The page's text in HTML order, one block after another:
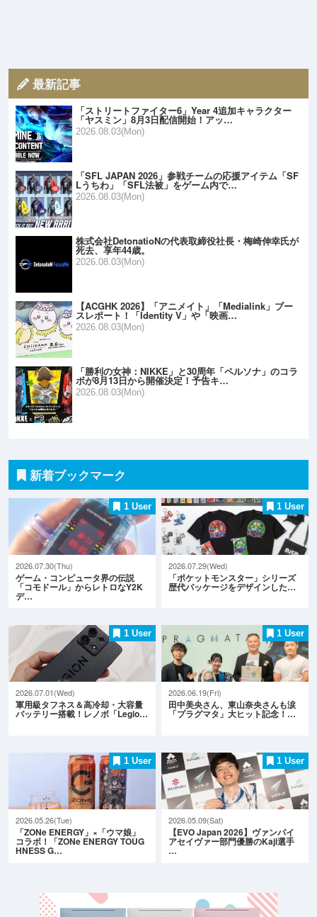
最新記事
「ストリートファイター6」Year 4追加キャラクター
「ヤスミン」8月3日配信開始！アッ…
2026.08.03(Mon)
「SFL JAPAN 2026」参戦チームの応援アイテム「SF
Lうちわ」「SFL法被」をゲーム内で…
2026.08.03(Mon)
株式会社DetonatioNの代表取締役社長・梅崎伸幸氏が
死去、享年44歳。
2026.08.03(Mon)
【ACGHK 2026】「アニメイト」「Medialink」ブー
スレポート！「Identity V」や「映画…
2026.08.03(Mon)
「勝利の女神：NIKKE」と30周年「ペルソナ」のコラ
ボが8月13日から開催決定！予告キ…
2026.08.03(Mon)
新着ブックマーク
1 User
2026.07.30(Thu)
ゲーム・コンピュータ界の伝説
「コモドール」からレトロなY2K
デ…
1 User
2026.07.29(Wed)
「ポケットモンスター」シリーズ
歴代パッケージをデザインした…
1 User
2026.07.01(Wed)
軍用級タフネス＆高冷却・大容量
バッテリー搭載！レノボ「Legio…
1 User
2026.06.19(Fri)
田中美央さん、東山奈央さんも涙
「プラグマタ」大ヒット記念！…
1 User
2026.05.26(Tue)
「ZONe ENERGY」×「ウマ娘」
コラボ！「ZONe ENERGY TOUG
HNESS G…
1 User
2026.05.09(Sat)
【EVO Japan 2026】ヴァンパイ
アセイヴァー部門優勝のKaji選手
…